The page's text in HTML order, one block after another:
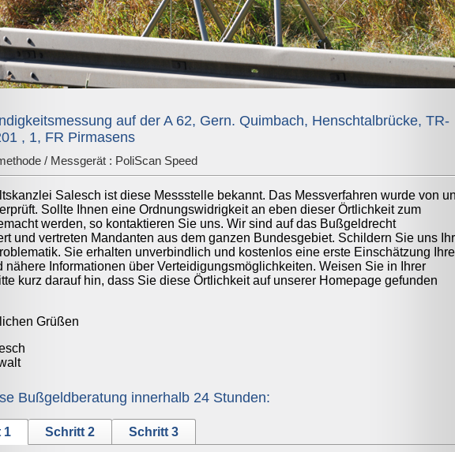
auf der A 62, Gern. Quimbach, Henschtalbrücke, TR-
, 1, FR Pirmasens
/ Messgerät : PoliScan Speed
Salesch ist diese Messstelle bekannt. Das Messverfahren wurde von
Sollte Ihnen eine Ordnungswidrigkeit an eben dieser Örtlichkeit zum
werden, so kontaktieren Sie uns. Wir sind auf das Bußgeldrecht
und vertreten Mandanten aus dem ganzen Bundesgebiet. Schildern Sie uns
Sie erhalten unverbindlich und kostenlos eine erste Einschätzung
nähere Informationen über Verteidigungsmöglichkeiten. Weisen Sie in Ihrer
kurz darauf hin, dass Sie diese Örtlichkeit auf unserer Homepage gefunden
Grüßen
Bußgeldberatung innerhalb 24 Stunden:
1 Schritt 2 Schritt 3